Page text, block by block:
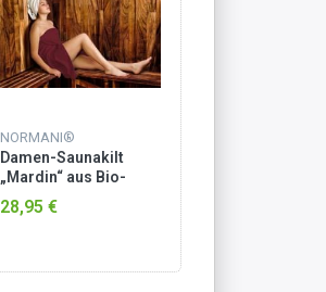
NORMANI®
Damen-Saunakilt
„Mardin“ aus Bio-
Baumwolle Burgund
28,95 €